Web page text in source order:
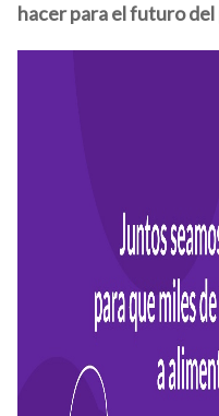
hacer para el futuro